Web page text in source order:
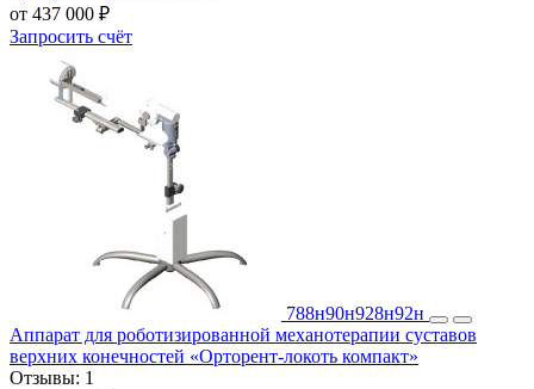
от 437 000 ₽
Запросить счёт
788н90н928н92н
Аппарат для роботизированной механотерапии суставов
верхних конечностей «Орторент-локоть компакт»
Отзывы: 1